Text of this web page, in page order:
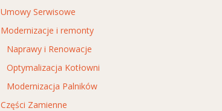
Umowy Serwisowe
Modernizacje i remonty
Naprawy i Renowacje
Optymalizacja Kotłowni
Modernizacja Palników
Części Zamienne